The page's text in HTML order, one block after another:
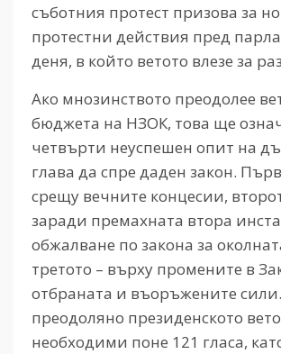
съботния протест призова за
протестни действия пред
деня, в който ветото влезе за
Ако мнозинството преодолее
бюджета на НЗОК, това ще
четвърти неуспешен опит на
глава да спре даден закон.
срещу вечните концесии,
заради премахната втора
обжалване по закона за
третото – върху промените в
отбраната и въоръжените
преодоляно президенското вето
необходими поне 121 гласа,